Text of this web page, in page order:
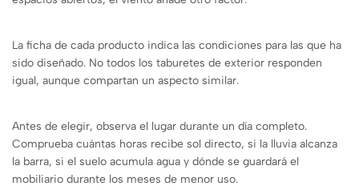
La ficha de cada producto indica las condiciones para las que ha
sido diseñado. No todos los taburetes de exterior responden
igual, aunque compartan un aspecto similar.
Antes de elegir, observa el lugar durante un día completo.
Comprueba cuántas horas recibe sol directo, si la lluvia alcanza
la barra, si el suelo acumula agua y dónde se guardará el
mobiliario durante los meses de menor uso.